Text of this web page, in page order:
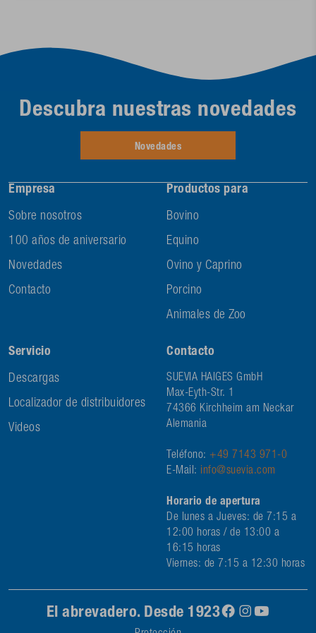
Empresa
Sobre nosotros
100 años de aniversario
Novedades
Contacto
Productos para
Bovino
Equino
Ovino y Caprino
Porcino
Animales de Zoo
Servicio
Descargas
Localizador de distribuidores
Videos
Contacto
SUEVIA HAIGES GmbH
Max-Eyth-Str. 1
74366 Kirchheim am Neckar
Alemania
Teléfono: +49 7143 971-0
E-Mail: info@suevia.com
Horario de apertura
De lunes a Jueves: de 7:15 a
12:00 horas / de 13:00 a
16:15 horas
Viernes: de 7:15 a 12:30 horas
Descubra nuestras novedades
Novedades
El abrevadero. Desde 1923